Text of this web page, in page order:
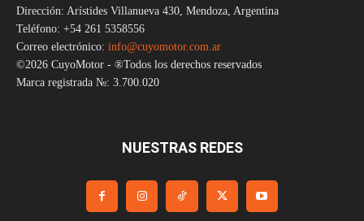
Dirección: Arístides Villanueva 430, Mendoza, Argentina
Teléfono: +54 261 5358556
Correo electrónico: info@cuyomotor.com.ar
©2026 CuyoMotor - ®Todos los derechos reservados
Marca registrada №: 3.700.020
NUESTRAS REDES